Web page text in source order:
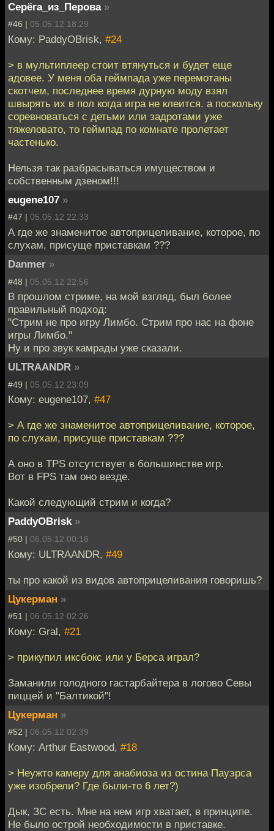
Серёга_из_Перова »
#46 | 05.05.12 18:29
Кому: PaddyOBrisk, #24
> в мультиплеер стоит втянуться и будет еще
адовее. У меня оба геймпада уже перемотаны
скотчем, последнее время дурную моду взял
швырять их в пол когда игра не клеится. а поскольку
соревноваться с детьми или задротами уже
тяжеловато, то геймпад по комнате пролетает
частенько.
Нельзя так разбрасываться имуществом и
собственным дзеном!!!
eugene107 »
#47 | 05.05.12 22:33
А где же знаменитое автоприцеливание, которое, по
слухам, присуще приставкам ???
Danmer »
#48 | 05.05.12 22:56
В прошлом стриме, на мой взгляд, был более
правильный подход:
"Стрим не про игру Лимбо. Стрим про нас на фоне
игры Лимбо."
Ну и про звук камрады уже сказали.
ULTRAANDR »
#49 | 05.05.12 23:09
Кому: eugene107, #47
> А где же знаменитое автоприцеливание, которое,
по слухам, присуще приставкам ???
А оно в TPS отсутствует в большинстве игр.
Вот в FPS там оно везде.
Какой следующий стрим и когда?
PaddyOBrisk »
#50 | 06.05.12 00:16
Кому: ULTRAANDR, #49
ты про какой из видов автоприцеливания говоришь?
Цукерман »
#51 | 06.05.12 02:26
Кому: Gral, #21
> прикупил иксбокс или у Берса играл?
Заманили голодного гастарбайтера в логово Севы
пиццей и "Балтикой"!
Цукерман »
#52 | 06.05.12 02:39
Кому: Arthur Eastwood, #18
> Неужто камеру для анабиоза из остина Пауэрса
уже изобрели? Где были-то 6 лет?)
Дык, ЗС есть. Мне на нем игр хватает, в принципе.
Не было острой необходимости в приставке.